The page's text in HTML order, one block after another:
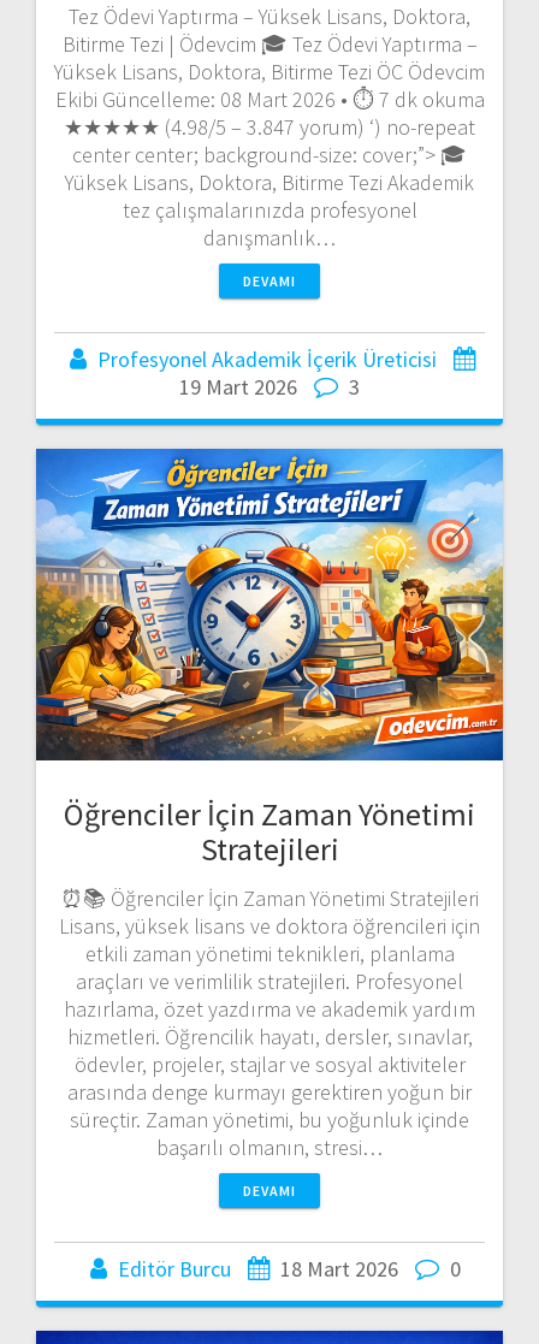
Tez Ödevi Yaptırma – Yüksek Lisans, Doktora,
Bitirme Tezi | Ödevcim 🎓 Tez Ödevi Yaptırma –
Yüksek Lisans, Doktora, Bitirme Tezi ÖC Ödevcim
Ekibi Güncelleme: 08 Mart 2026 • ⏱️ 7 dk okuma
★★★★★ (4.98/5 – 3.847 yorum) ‘) no-repeat
center center; background-size: cover;”> 🎓
Yüksek Lisans, Doktora, Bitirme Tezi Akademik
tez çalışmalarınızda profesyonel
danışmanlık…
DEVAMI
Profesyonel Akademik İçerik Üreticisi
19 Mart 2026
3
Öğrenciler İçin Zaman Yönetimi
Stratejileri
⏰📚 Öğrenciler İçin Zaman Yönetimi Stratejileri
Lisans, yüksek lisans ve doktora öğrencileri için
etkili zaman yönetimi teknikleri, planlama
araçları ve verimlilik stratejileri. Profesyonel
hazırlama, özet yazdırma ve akademik yardım
hizmetleri. Öğrencilik hayatı, dersler, sınavlar,
ödevler, projeler, stajlar ve sosyal aktiviteler
arasında denge kurmayı gerektiren yoğun bir
süreçtir. Zaman yönetimi, bu yoğunluk içinde
başarılı olmanın, stresi…
DEVAMI
Editör Burcu 18 Mart 2026 0